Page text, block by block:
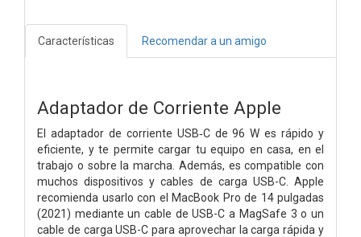
Características Recomendar a un amigo
Adaptador de Corriente Apple
El adaptador de corriente USB‑C de 96 W es rápido y
eficiente, y te permite cargar tu equipo en casa, en el
trabajo o sobre la marcha. Además, es compatible con
muchos dispositivos y cables de carga USB-C. Apple
recomienda usarlo con el MacBook Pro de 14 pulgadas
(2021) mediante un cable de USB-C a MagSafe 3 o un
cable de carga USB-C para aprovechar la carga rápida y